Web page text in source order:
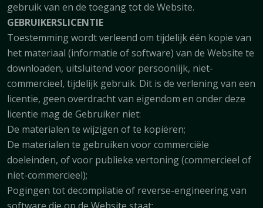
gebruik van en de toegang tot de Website.
GEBRUIKERSLICENTIE
Toestemming wordt verleend om tijdelijk één kopie van
het materiaal (informatie of software) van de Website te
downloaden, uitsluitend voor persoonlijk, niet-
commercieel, tijdelijk gebruik. Dit is de verlening van een
licentie, geen overdracht van eigendom en onder deze
licentie mag de Gebruiker niet:
De materialen te wijzigen of te kopiëren;
De materialen te gebruiken voor commerciële
doeleinden, of voor publieke vertoning (commercieel of
niet-commercieel);
Pogingen tot decompilatie of reverse-engineering van